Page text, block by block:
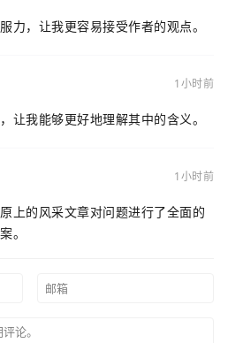
力，让我更容易接受作者的观点。
1小时前
让我能够更好地理解其中的含义。
1小时前
上的风采文章对问题进行了全面的
。